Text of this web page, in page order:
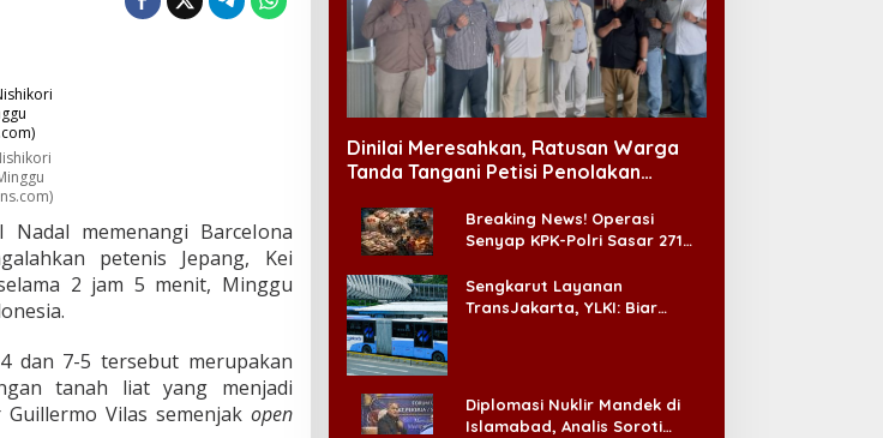
memenangi Barcelona
petenis Jepang, Kei
2 jam 5 menit, Minggu
dan 7-5 tersebut merupakan
tanah liat yang menjadi
Vilas semenjak open
Dinilai Meresahkan, Ratusan Warga
Tanda Tangani Petisi Penolakan
Breaking News! Operasi
Senyap KPK-Polri Sasar 271
Ada ‘Badai Pemeriksaan’
Sengkarut Layanan
TransJakarta, YLKI: Biar
Diplomasi Nuklir Mandek di
Islamabad, Analis Soroti